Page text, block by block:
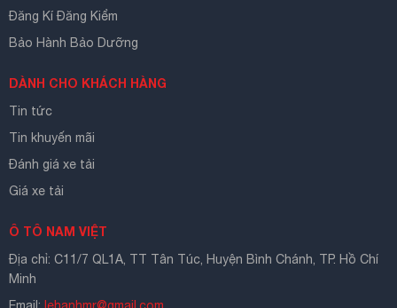
Đăng Kí Đăng Kiểm
Bảo Hành Bảo Dưỡng
DÀNH CHO KHÁCH HÀNG
Tin tức
Tin khuyến mãi
Đánh giá xe tải
Giá xe tải
Ô TÔ NAM VIỆT
Địa chỉ: C11/7 QL1A, TT Tân Túc, Huyện Bình Chánh, TP. Hồ Chí
Minh